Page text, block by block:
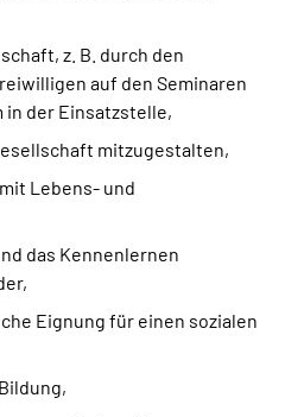
z. B. durch den
auf den Seminaren
in der Einsatzstelle,
mitzugestalten,
Lebens- und
das Kennenlernen
Eignung für einen sozialen